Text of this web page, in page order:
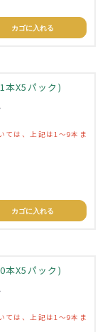
カゴに入れる
X5パック)
ては、上記は1～9本ま
カゴに入れる
X5パック)
ては、上記は1～9本ま